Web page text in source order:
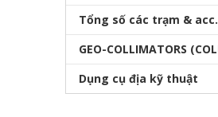
Tổng số các trạm & acc.
Dụng cụ địa kỹ thuật